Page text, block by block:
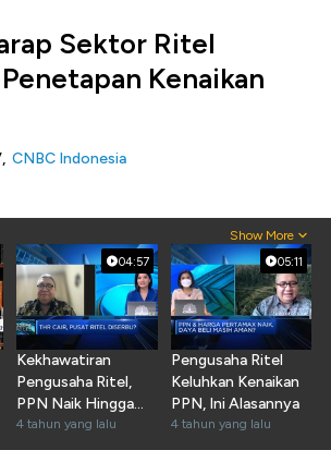
Sektor Ritel
Kenaikan
CNBC Indonesia
Show More
04:57
Kekhawatiran
Pengusaha Ritel,
PPN Naik Hingga
Inflasi Tinggi
4 tahun yang lalu
05:11
Pengusaha Ritel
Keluhkan Kenaikan
PPN, Ini Alasannya
4 tahun yang lalu